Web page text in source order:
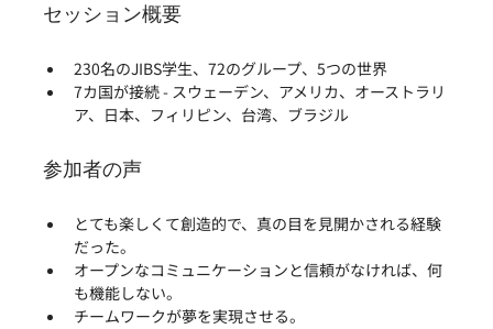
セッション概要
230名のJIBS学生、72のグループ、5つの世界
7カ国が接続 - スウェーデン、アメリカ、オーストラリ
ア、日本、フィリピン、台湾、ブラジル
参加者の声
とても楽しくて創造的で、真の目を見開かされる経験
だった。
オープンなコミュニケーションと信頼がなければ、何
も機能しない。
チームワークが夢を実現させる。